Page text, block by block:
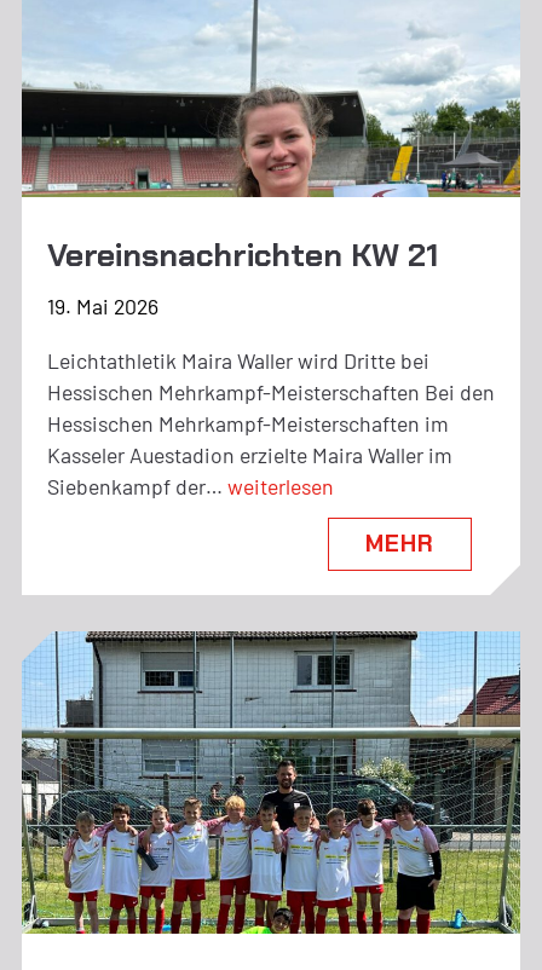
Vereinsnachrichten KW 21
19. Mai 2026
Leichtathletik Maira Waller wird Dritte bei
Hessischen Mehrkampf-Meisterschaften Bei den
Hessischen Mehrkampf-Meisterschaften im
Kasseler Auestadion erzielte Maira Waller im
Siebenkampf der… Vereinsnachrichten
weiterlesen
MEHR